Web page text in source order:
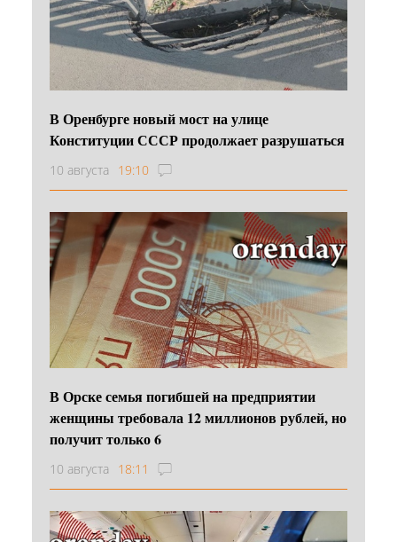
В Оренбурге новый мост на улице
Конституции СССР продолжает разрушаться
10 августа 19:10
В Орске семья погибшей на предприятии
женщины требовала 12 миллионов рублей, но
получит только 6
10 августа 18:11